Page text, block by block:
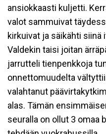
ansiokkaasti kuljetti.
valot sammuivat
kirkuivat ja säikähti
Valdekin taisi joitan
jarrutteli tienpenkkoja
onnettomuudelta
valahtanut
alas. Tämän
seuralla on ollut 3 omaa